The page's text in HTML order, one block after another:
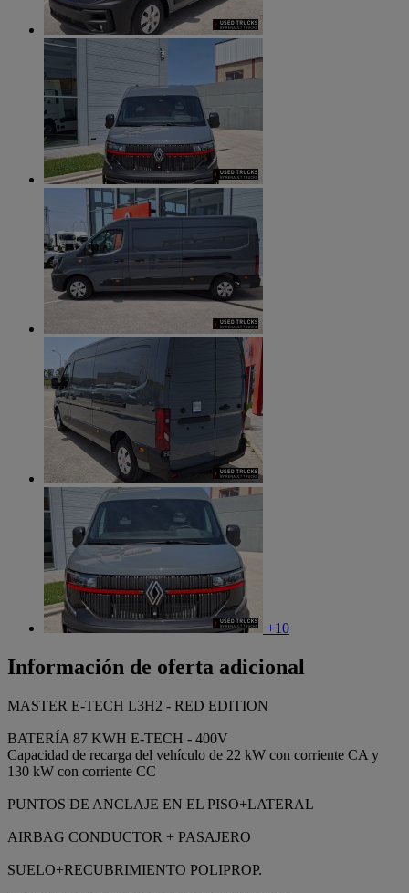
+10
Información de oferta adicional
MASTER E-TECH L3H2 - RED EDITION
BATERÍA 87 KWH E-TECH - 400V
Capacidad de recarga del vehículo de 22 kW con corriente CA y
130 kW con corriente CC
PUNTOS DE ANCLAJE EN EL PISO+LATERAL
AIRBAG CONDUCTOR + PASAJERO
SUELO+RECUBRIMIENTO POLIPROP.